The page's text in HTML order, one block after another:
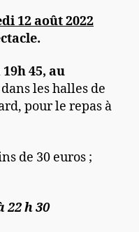
12 août 2022
19h 45, au
dans les halles de
pour le repas à
30 euros ;
22 h 30